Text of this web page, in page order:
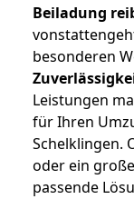
Beiladung
besonderen
Leistungen
für Ihren
Schelklingen.
oder ein
passende